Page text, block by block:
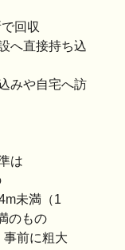
回収
へ直接持ち込
みや自宅へ訪
は
未満（1
のもの
前に粗大